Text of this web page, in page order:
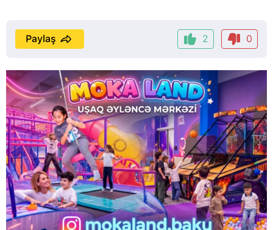
2 0
Paylaş